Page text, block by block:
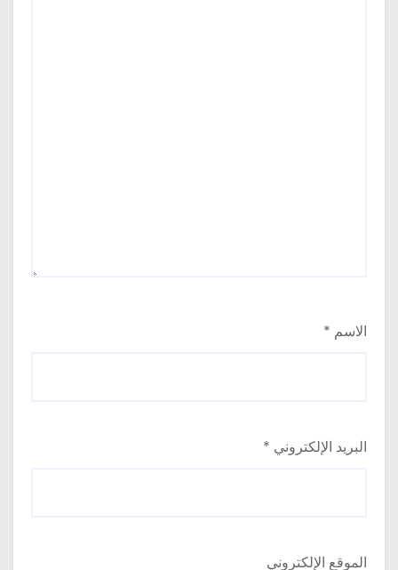
الاسم *
البريد الإلكتروني *
الموقع الإلكتروني